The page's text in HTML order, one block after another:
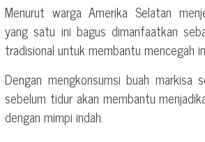
Menurut warga Amerika Selatan
yang satu ini bagus dimanfaatkan
tradisional untuk membantu mencegah
Dengan mengkonsumsi buah
sebelum tidur akan membantu
dengan mimpi indah.